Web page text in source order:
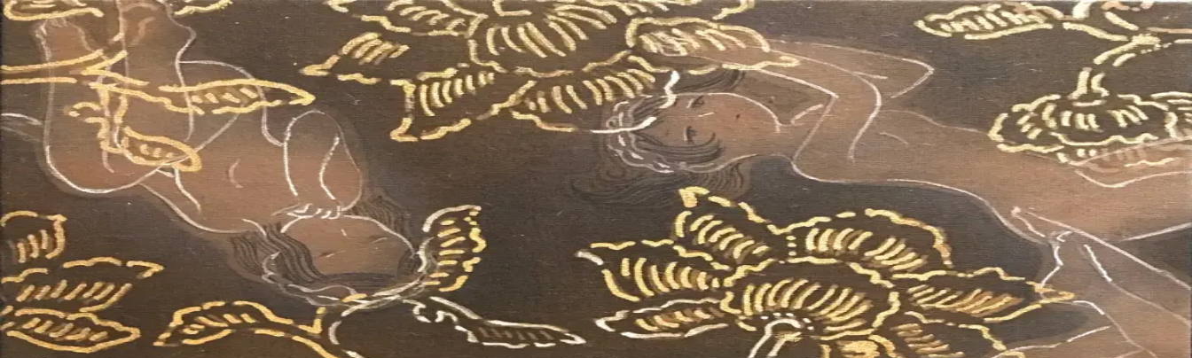
本文へスキップ
山本 有彩Arisa Yamamoto
WorksProfileExhibitions
Contact
JP／EN
←
一覧 ‹236 / 312›
日々のなかに潜むもの
Year
Size
SM
Description
2020/絹本着彩/227×158mm